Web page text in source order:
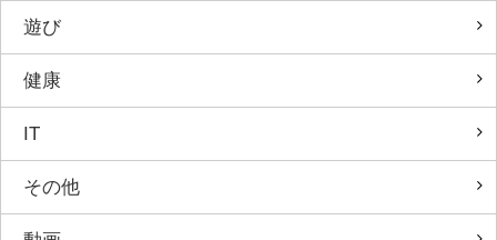
遊び
健康
IT
その他